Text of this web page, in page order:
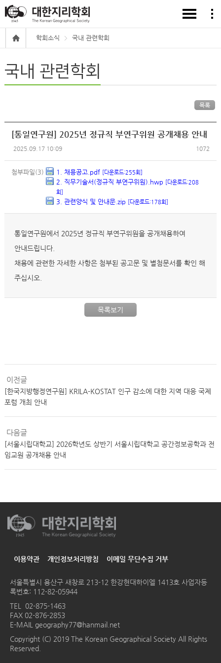
학회소식 국내 관련학회
국내 관련학회
목록
[통일연구원] 2025년 정규직 부연구위원 공개채용 안내
2025.09.17 10:09 1072
첨부파일(3) 1. 채용공고.pdf [다운로드:255회]
2. 직무기술서(정규직 부연구위원).hwp [다운로드:208
회]
3. 관련양식 및 안내문.zip [다운로드:178회]
통일연구원에서 2025년 정규직 부연구위원을 공개채용하여
안내드립니다.
채용에 관련한 자세한 사항은 첨부된 공고문 및 별첨문서를 확인 해
주십시오.
목록보기
이전글
[한국지방행정연구원] KRILA-KOSTAT 인구 감소에 대한 지역 대응 국제
포럼 개최 안내
다음글
[서울시립대학교] 2026학년도 상반기 서울시립대학교 공간정보공학과 전
임교원 공개채용 안내
이용약관 개인정보처리방침 이메일 무단수집 거부
서울특별시 용산구 새창로 213-12 한강현대하이엘 1413호 사업자등
록번호: 112-82-05944
TEL 02-875-1463
FAX 02-876-2853
E-MAIL geography77@hanmail.net
Copyright (C) 2019 The Korean Geographical Society All Rights
Reserved.